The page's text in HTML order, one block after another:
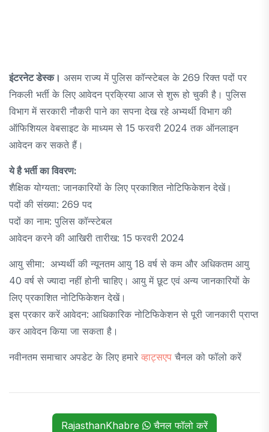
इंटरनेट डेस्क। असम राज्य में पुलिस कॉन्स्टेबल के 269 रिक्त पदों पर
निकली भर्ती के लिए आवेदन प्रक्रिया आज से शुरू हो चुकी है। पुलिस
विभाग में सरकारी नौकरी पाने का सपना देख रहे अभ्यर्थी विभाग की
ऑफिशियल वेबसाइट के माध्यम से 15 फरवरी 2024 तक ऑनलाइन
आवेदन कर सकते हैं।
ये है भर्ती का विवरण:
शैक्षिक योग्यता: जानकारियों के लिए प्रकाशित नोटिफिकेशन देखें।
पदों की संख्या: 269 पद
पदों का नाम: पुलिस कॉन्स्टेबल
आवेदन करने की आखिरी तारीख: 15 फरवरी 2024
आयु सीमा: अभ्यर्थी की न्यूनतम आयु 18 वर्ष से कम और अधिकतम आयु
40 वर्ष से ज्यादा नहीं होनी चाहिए। आयु में छूट एवं अन्य जानकारियों के
लिए प्रकाशित नोटिफिकेशन देखें।
इस प्रकार करें आवेदन: आधिकारिक नोटिफिकेशन से पूरी जानकारी प्राप्त
कर आवेदन किया जा सकता है।
नवीनतम समाचार अपडेट के लिए हमारे व्हाट्सएप चैनल को फॉलो करें
RajasthanKhabre चैनल फॉलो करें